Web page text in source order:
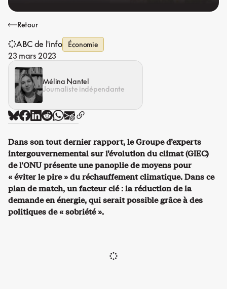
Retour
ABC de l'info Économie
23 mars 2023
Mélina Nantel
Journaliste indépendante
Dans son tout dernier rapport, le Groupe d’experts
intergouvernemental sur l’évolution du climat (GIEC)
de l’ONU présente une panoplie de moyens pour
« éviter le pire » du réchauffement climatique. Dans ce
plan de match, un facteur clé : la réduction de la
demande en énergie, qui serait possible grâce à des
politiques de « sobriété ».